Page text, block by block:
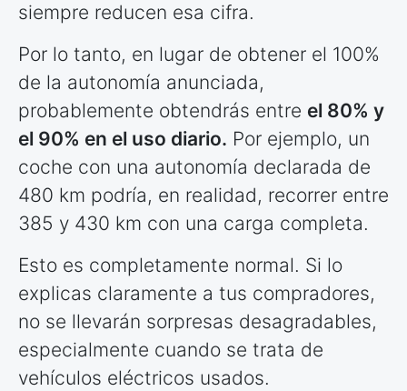
siempre reducen esa cifra.
Por lo tanto, en lugar de obtener el 100%
de la autonomía anunciada,
probablemente obtendrás entre el 80% y
el 90% en el uso diario. Por ejemplo, un
coche con una autonomía declarada de
480 km podría, en realidad, recorrer entre
385 y 430 km con una carga completa.
Esto es completamente normal. Si lo
explicas claramente a tus compradores,
no se llevarán sorpresas desagradables,
especialmente cuando se trata de
vehículos eléctricos usados.